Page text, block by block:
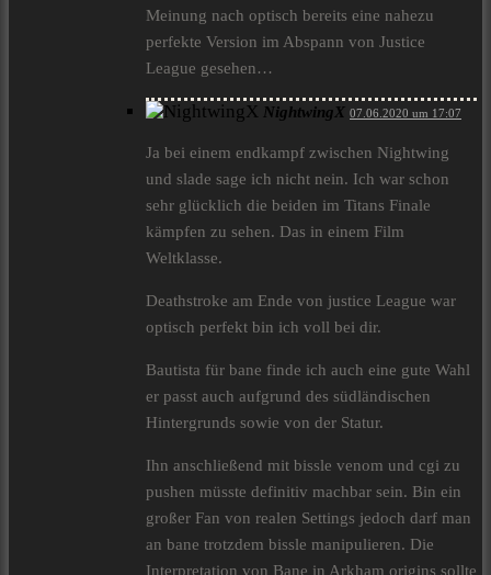
Meinung nach optisch bereits eine nahezu
perfekte Version im Abspann von Justice
League gesehen…
NightwingX 07.06.2020 um 17:07
Ja bei einem endkampf zwischen Nightwing
und slade sage ich nicht nein. Ich war schon
sehr glücklich die beiden im Titans Finale
kämpfen zu sehen. Das in einem Film
Weltklasse.
Deathstroke am Ende von justice League war
optisch perfekt bin ich voll bei dir.
Bautista für bane finde ich auch eine gute Wahl
er passt auch aufgrund des südländischen
Hintergrunds sowie von der Statur.
Ihn anschließend mit bissle venom und cgi zu
pushen müsste definitiv machbar sein. Bin ein
großer Fan von realen Settings jedoch darf man
an bane trotzdem bissle manipulieren. Die
Interpretation von Bane in Arkham origins sollte